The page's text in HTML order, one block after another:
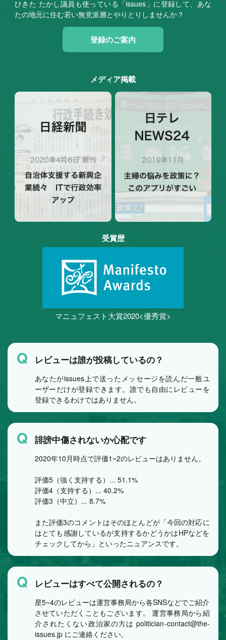
ひきた たかし議員も使っている「issues」に登録して、あな
たの地元に住む若い無党派層とやりとりしませんか？
登録のご案内
メディア掲載
受賞歴
マニュフェスト大賞2020<優秀賞>
Q レビューは誰が投稿しているの？
あなたがissues上で送ったメッセージを読んだ一般ユ
ーザーだけが登録できます。誰でも自由にレビューを
登録できるわけではありません。
Q 誹謗中傷されないか心配です
2020年10月時点で評価1~2のレビューはありません。
評価5（強く支持する）... 51.1%
評価4（支持する）... 40.2%
評価3（中立）... 8.7%
また評価3のコメントはそのほとんどが「今回の対応に
はとても感謝しているが支持するかどうかはHPなどを
チェックしてから」といったニュアンスです。
Q レビューはすべて公開されるの？
星5~4のレビューは運営事務局から各SNSなどでご紹介
させていただくこともございます。 運営事務局から紹
介されたくない政治家の方は politician-contact@the-
issues.jp にご連絡ください。